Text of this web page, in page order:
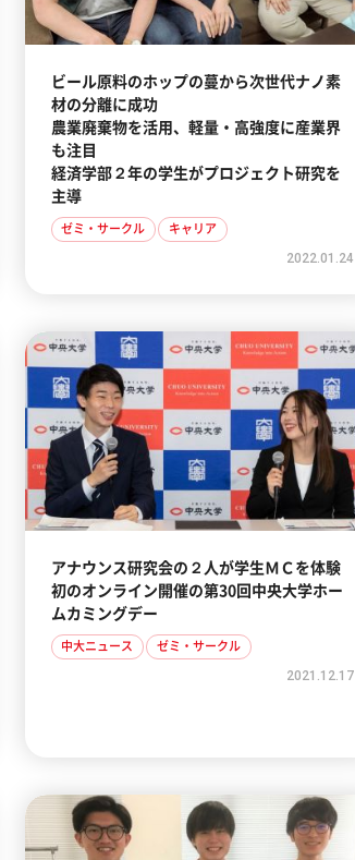
ビール原料のホップの蔓から次世代ナノ素
材の分離に成功
農業廃棄物を活用、軽量・高強度に産業界
も注目
経済学部２年の学生がプロジェクト研究を
主導
ゼミ・サークル キャリア
2022.01.24
アナウンス研究会の２人が学生ＭＣを体験
初のオンライン開催の第30回中央大学ホー
ムカミングデー
中大ニュース ゼミ・サークル
2021.12.17